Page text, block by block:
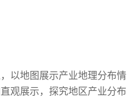
以地图展示产业地理分布情
观展示，探究地区产业分布